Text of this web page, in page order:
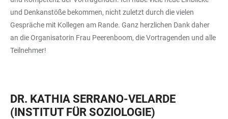
und Denkanstöße bekommen, nicht zuletzt durch die vielen
Gespräche mit Kollegen am Rande. Ganz herzlichen Dank daher
an die Organisatorin Frau Peerenboom, die Vortragenden und alle
Teilnehmer!
DR. KATHIA SERRANO-VELARDE
(INSTITUT FÜR SOZIOLOGIE)